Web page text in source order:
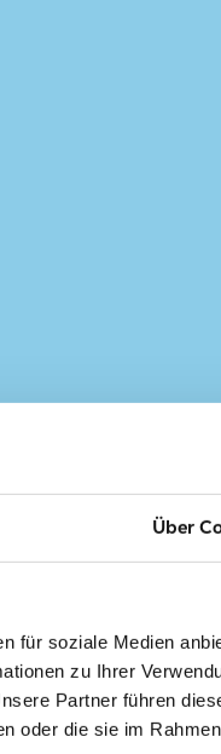
Über
für soziale Medien
zu Ihrer
Partner führen
oder die sie im